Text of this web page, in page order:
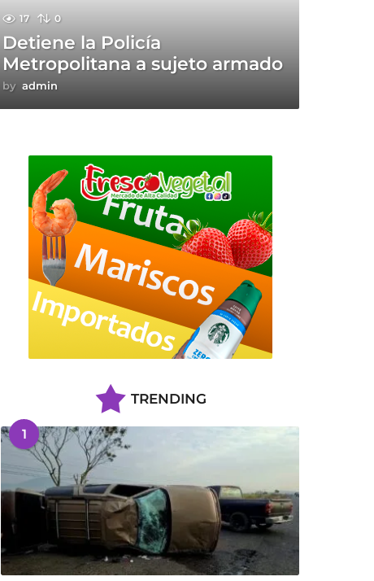
17 0
Detiene la Policía
Metropolitana a sujeto armado
by admin
TRENDING
1